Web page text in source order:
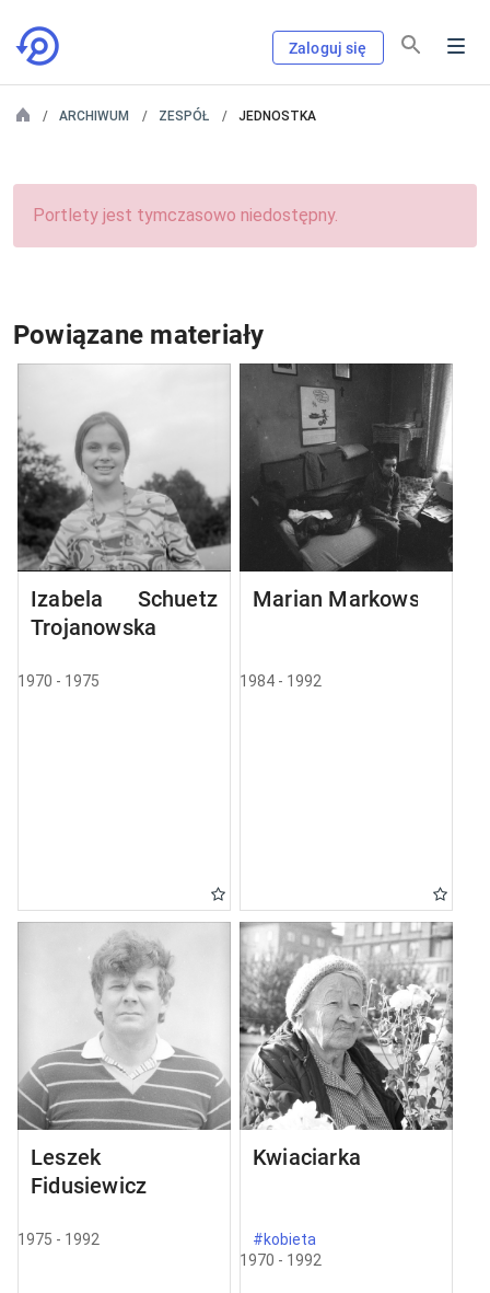
Zaloguj się
ARCHIWUM ZESPÓŁ JEDNOSTKA
Portlety jest tymczasowo niedostępny.
Powiązane materiały
Izabela Schuetz
Trojanowska
1970 - 1975
Marian Markowski
1984 - 1992
Leszek
Fidusiewicz
1975 - 1992
Kwiaciarka
#kobieta
1970 - 1992